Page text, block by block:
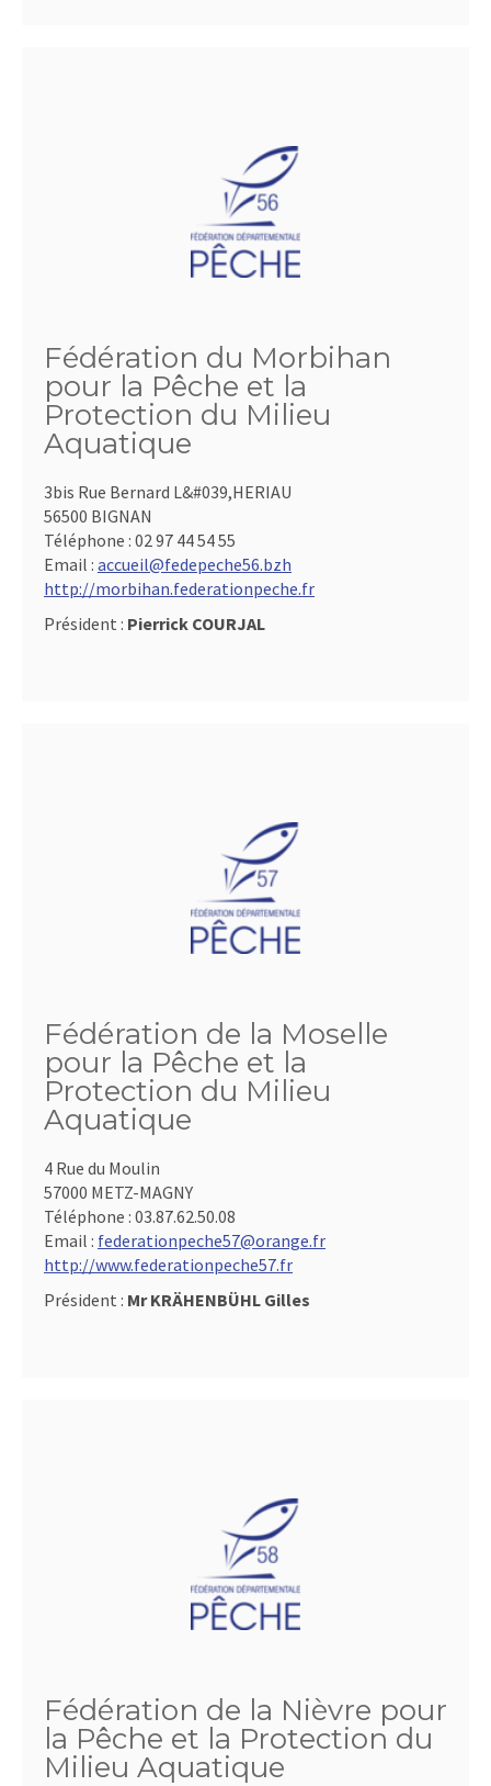
Fédération du Morbihan
pour la Pêche et la
Protection du Milieu
Aquatique
3bis Rue Bernard L&#039,HERIAU
56500 BIGNAN
Téléphone : 02 97 44 54 55
Email : accueil@fedepeche56.bzh
http://morbihan.federationpeche.fr
Président : Pierrick COURJAL
Fédération de la Moselle
pour la Pêche et la
Protection du Milieu
Aquatique
4 Rue du Moulin
57000 METZ-MAGNY
Téléphone : 03.87.62.50.08
Email : federationpeche57@orange.fr
http://www.federationpeche57.fr
Président : Mr KRÄHENBÜHL Gilles
Fédération de la Nièvre pour
la Pêche et la Protection du
Milieu Aquatique